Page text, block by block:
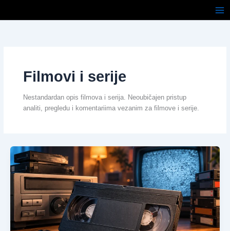
Filmovi i serije
Nestandardan opis filmova i serija. Neoubičajen pristup
analiti, pregledu i komentariima vezanim za filmove i serije.